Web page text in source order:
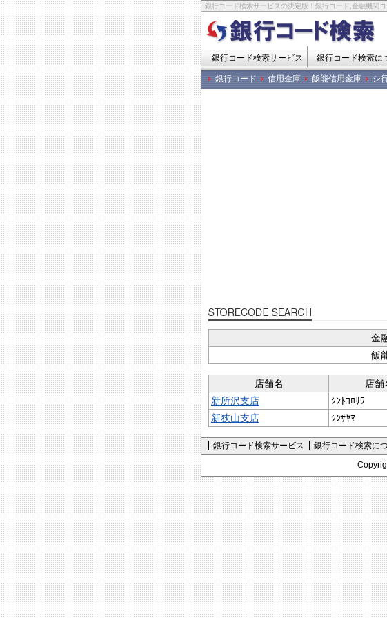
銀行コード検索サービスの決定版！銀行コード,金融機関
銀行コード検索サービス 銀行コード検索に
銀行コード
信用金庫 飯能信用金庫 シ
金
飯
店舗名 店舗
新所沢支店
ｼﾝﾄｺﾛｻﾜ
新狭山支店
ｼﾝｻﾔﾏ
銀行コード検索サービス 銀行コード検索に